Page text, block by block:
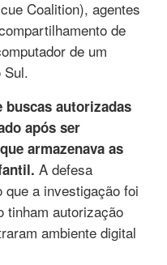
Coalition), agentes
de
de um
Sul.
buscas autorizadas
após ser
armazenava as
A defesa
que a investigação foi
tinham autorização
ambiente digital